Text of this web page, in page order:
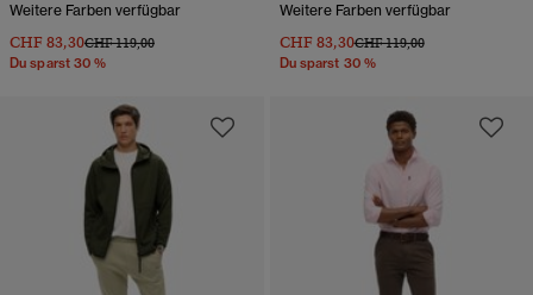
Weitere Farben verfügbar
CHF 83,30Preis wurde reduziert von
CHF 119,00bis
Du sparst 30 %
Weitere Farben verfügbar
CHF 83,30Preis wurde reduziert von
CHF 119,00bis
Du sparst 30 %